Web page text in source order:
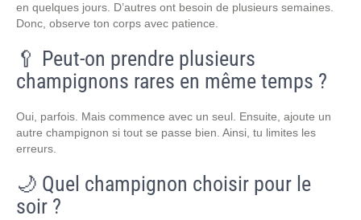
en quelques jours. D’autres ont besoin de plusieurs semaines.
Donc, observe ton corps avec patience.
🥄 Peut-on prendre plusieurs
champignons rares en même temps ?
Oui, parfois. Mais commence avec un seul. Ensuite, ajoute un
autre champignon si tout se passe bien. Ainsi, tu limites les
erreurs.
🌙 Quel champignon choisir pour le
soir ?